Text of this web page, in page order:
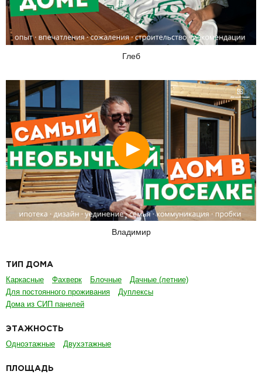
Глеб
Смотреть
Владимир
ТИП ДОМА
Каркасные Фахверк Блочные
Дачные (летние)
Для постоянного проживания
Дуплексы
Дома из СИП панелей
ЭТАЖНОСТЬ
Одноэтажные Двухэтажные
ПЛОЩАДЬ